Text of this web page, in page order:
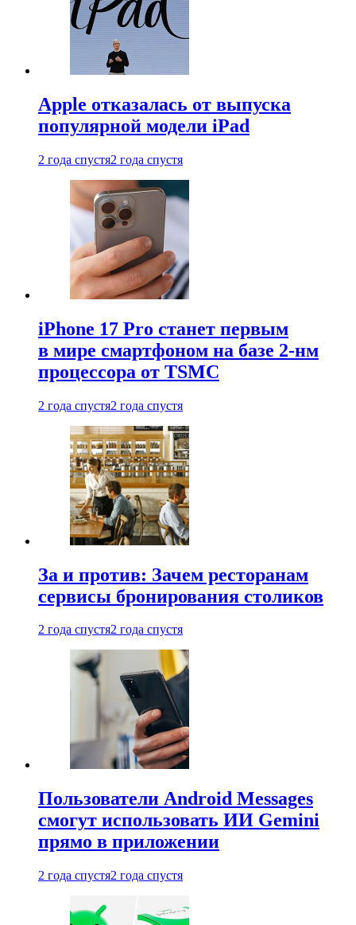
Apple отказалась от выпуска
популярной модели iPad
2 года спустя2 года спустя
iPhone 17 Pro станет первым
в мире смартфоном на базе 2-нм
процессора от TSMC
2 года спустя2 года спустя
За и против: Зачем ресторанам
сервисы бронирования столиков
2 года спустя2 года спустя
Пользователи Android Messages
смогут использовать ИИ Gemini
прямо в приложении
2 года спустя2 года спустя